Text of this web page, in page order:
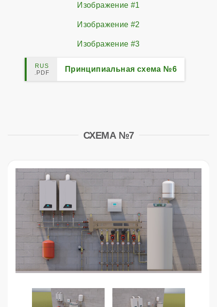
Изображение #1
Изображение #2
Изображение #3
Принципиальная схема №6
СХЕМА №7